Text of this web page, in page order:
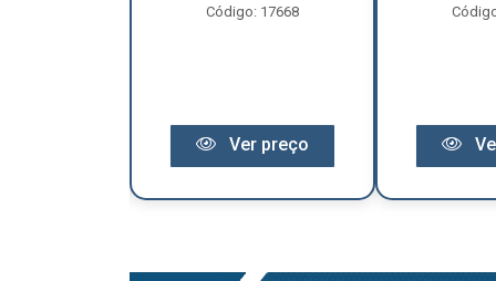
Código: 17668
Ver preço